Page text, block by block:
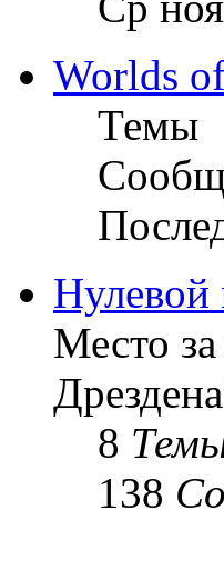
Worlds
Темы
Место
8
138